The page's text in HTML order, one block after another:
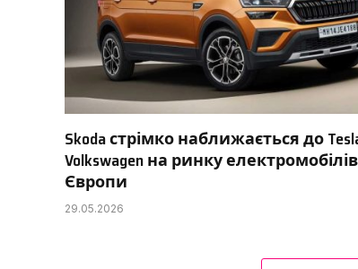
Skoda стрімко наближається до
Volkswagen на ринку електромобілів
Європи
29.05.2026